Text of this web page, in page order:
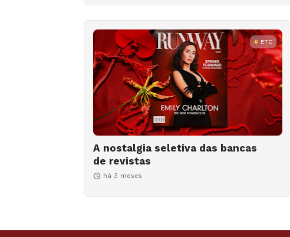
ETC
A nostalgia seletiva das bancas
de revistas
há 3 meses